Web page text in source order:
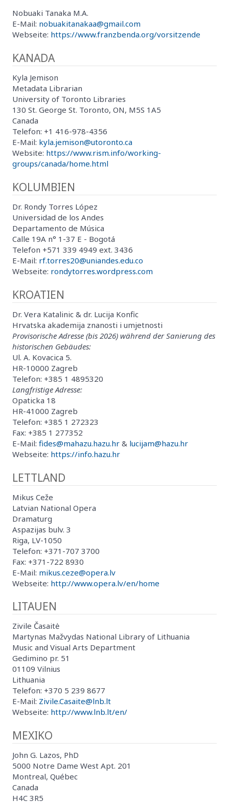
Nobuaki Tanaka M.A.
E-Mail: nobuakitanakaa@gmail.com
Webseite: https://www.franzbenda.org/vorsitzende
KANADA
Kyla Jemison
Metadata Librarian
University of Toronto Libraries
130 St. George St. Toronto, ON, M5S 1A5
Canada
Telefon: +1 416-978-4356
E-Mail: kyla.jemison@utoronto.ca
Website: https://www.rism.info/working-
groups/canada/home.html
KOLUMBIEN
Dr. Rondy Torres López
Universidad de los Andes
Departamento de Música
Calle 19A n° 1-37 E - Bogotá
Telefon +571 339 4949 ext. 3436
E-Mail: rf.torres20@uniandes.edu.co
Webseite: rondytorres.wordpress.com
KROATIEN
Dr. Vera Katalinic & dr. Lucija Konfic
Hrvatska akademija znanosti i umjetnosti
Provisorische Adresse (bis 2026) während der Sanierung des
historischen Gebäudes:
Ul. A. Kovacica 5.
HR-10000 Zagreb
Telefon: +385 1 4895320
Langfristige Adresse:
Opaticka 18
HR-41000 Zagreb
Telefon: +385 1 272323
Fax: +385 1 277352
E-Mail: fides@mahazu.hazu.hr & lucijam@hazu.hr
Webseite: https://info.hazu.hr
LETTLAND
Mikus Ceže
Latvian National Opera
Dramaturg
Aspazijas bulv. 3
Riga, LV-1050
Telefon: +371-707 3700
Fax: +371-722 8930
E-Mail: mikus.ceze@opera.lv
Webseite: http://www.opera.lv/en/home
LITAUEN
Zivile Časaitė
Martynas Mažvydas National Library of Lithuania
Music and Visual Arts Department
Gedimino pr. 51
01109 Vilnius
Lithuania
Telefon: +370 5 239 8677
E-Mail: Zivile.Casaite@lnb.lt
Webseite: http://www.lnb.lt/en/
MEXIKO
John G. Lazos, PhD
5000 Notre Dame West Apt. 201
Montreal, Québec
Canada
H4C 3R5